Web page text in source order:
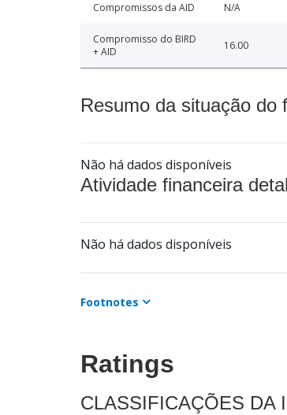
Compromissos da AID N/A
Compromisso do BIRD
+ AID
16.00
Resumo da situação do
Não há dados disponíveis
Atividade financeira
Não há dados disponíveis
Footnotes
Ratings
CLASSIFICAÇÕES DA